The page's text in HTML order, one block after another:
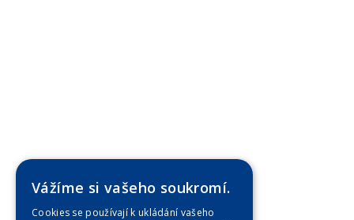
Vážíme si vašeho soukromí.
Cookies se používají k ukládání vašeho